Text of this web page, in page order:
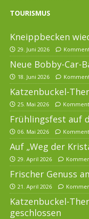
TOURISMUS
Kneippbecken
29. Juni 2026
Neue Bobby-Car-
18. Juni 2026
Katzenbuckel-
25. Mai 2026
Frühlingsfest auf
06. Mai 2026
Auf „Weg der
29. April 2026
Frischer Genuss
21. April 2026
Katzenbuckel-
geschlossen